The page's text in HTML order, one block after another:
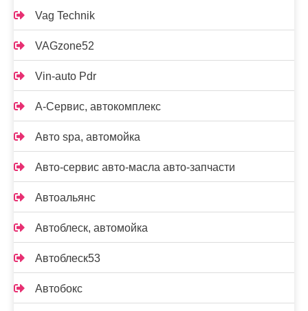
Vag Technik
VAGzone52
Vin-auto Pdr
А-Сервис, автокомплекс
Авто spa, автомойка
Авто-сервис авто-масла авто-запчасти
Автоальянс
Автоблеск, автомойка
Автоблеск53
Автобокс